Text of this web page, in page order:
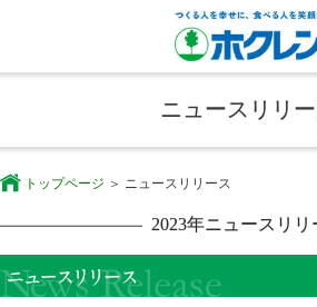
ニュースリリ
トップページ ニュースリリース
2023年ニュースリリ